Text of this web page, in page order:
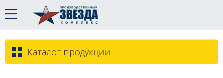
Каталог продукции